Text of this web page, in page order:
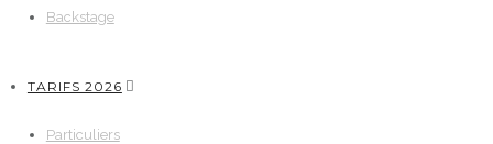
Backstage
TARIFS 2026
Particuliers